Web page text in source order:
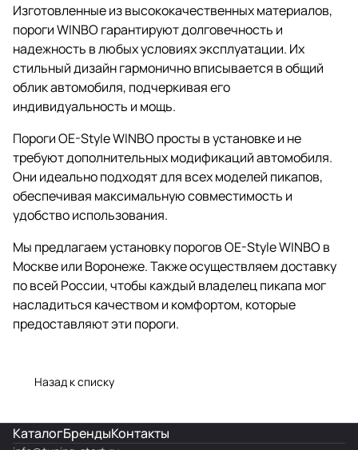
Изготовленные из высококачественных материалов,
пороги WINBO гарантируют долговечность и
надежность в любых условиях эксплуатации. Их
стильный дизайн гармонично вписывается в общий
облик автомобиля, подчеркивая его
индивидуальность и мощь.
Пороги OE-Style WINBO просты в установке и не
требуют дополнительных модификаций автомобиля.
Они идеально подходят для всех моделей пикапов,
обеспечивая максимальную совместимость и
удобство использования.
Мы предлагаем установку порогов OE-Style WINBO в
Москве или Воронеже. Также осуществляем доставку
по всей России, чтобы каждый владелец пикапа мог
насладиться качеством и комфортом, которые
предоставляют эти пороги.
Назад к списку
КаталогБрендыКонтакты